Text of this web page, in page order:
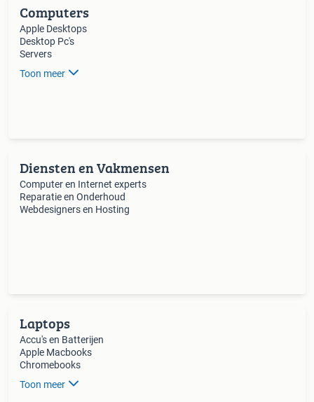
Computers
Apple Desktops
Desktop Pc's
Servers
Toon meer
Diensten en Vakmensen
Computer en Internet experts
Reparatie en Onderhoud
Webdesigners en Hosting
Laptops
Accu's en Batterijen
Apple Macbooks
Chromebooks
Toon meer